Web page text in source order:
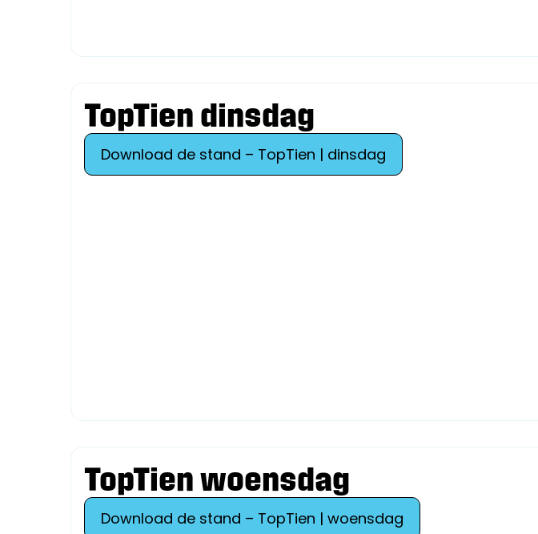
TopTien dinsdag
Download de stand – TopTien | dinsdag
TopTien woensdag
Download de stand – TopTien | woensdag